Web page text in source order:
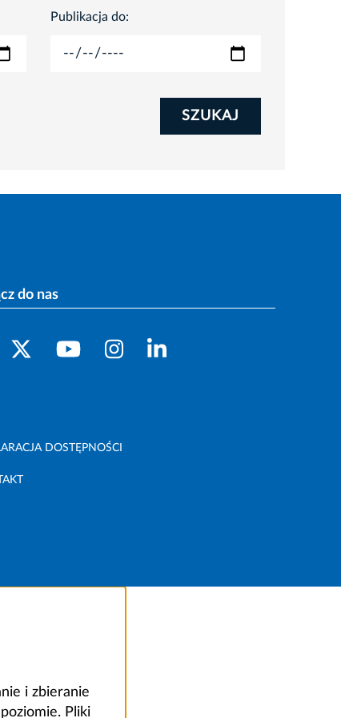
Publikacja do:
SZUKAJ
do nas
DOSTĘPNOŚCI
i zbieranie
Pliki